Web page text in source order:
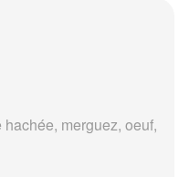
merguez, oeuf,